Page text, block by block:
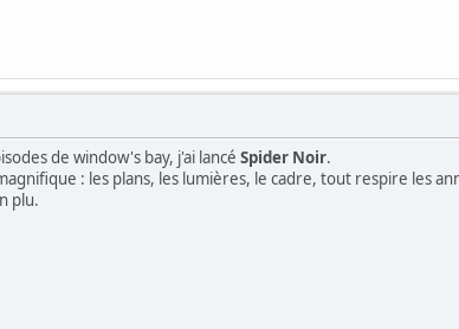
de window's bay, j'ai lancé Spider Noir.
: les plans, les lumières, le cadre, tout respire les
plu.